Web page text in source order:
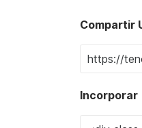
Compartir
Incorporar